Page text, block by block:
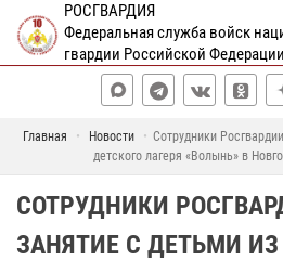
РОСГВАРДИЯ
Федеральная служба войск
гвардии Российской Федерации
Главная Новости
Сотрудники
детского лагеря «Волынь» в
СОТРУДНИКИ
ЗАНЯТИЕ С ДЕТЬМИ